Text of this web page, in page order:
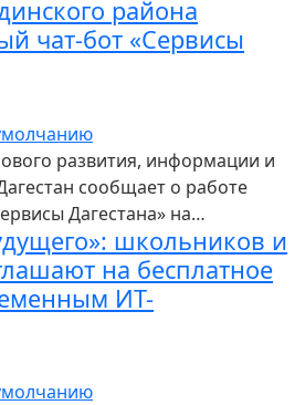
района
чат-бот «Сервисы
развития, информации и
сообщает о работе
Дагестана» на…
школьников и
на бесплатное
ИТ-